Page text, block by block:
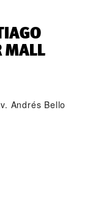
MALL‬
Andrés Bello